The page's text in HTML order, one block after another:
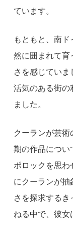
ています。
もともと、南
然に囲まれて育
さを感じてい
活気のある街の
ました。
クーランが芸
期の作品につい
ポロックを思わ
にクーランが
さを探求する
ねる中で、彼